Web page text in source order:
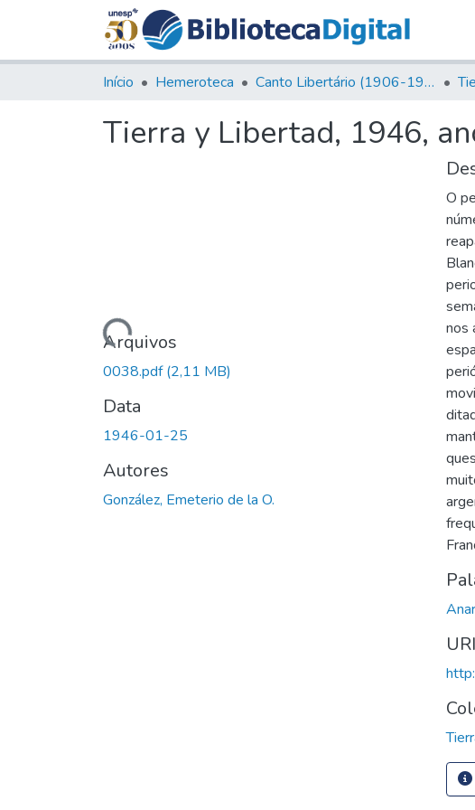
Início Hemeroteca Canto Libertário (1906-1995)
Tierra y Libertad, 1946,
Carregando...Arquivos
0038.pdf(2,11 MB)
Data
1946-01-25
Autores
González, Emeterio de la O.
O
nos
URI